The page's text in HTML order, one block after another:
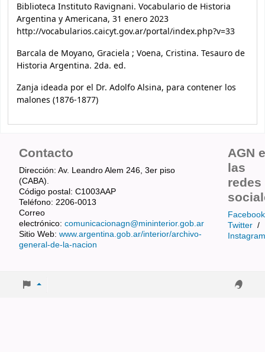
Biblioteca Instituto Ravignani. Vocabulario de Historia
Argentina y Americana, 31 enero 2023
http://vocabularios.caicyt.gov.ar/portal/index.php?v=33
Barcala de Moyano, Graciela ; Voena, Cristina. Tesauro de
Historia Argentina. 2da. ed.
Zanja ideada por el Dr. Adolfo Alsina, para contener los
malones (1876-1877)
Contacto
Dirección: Av. Leandro Alem 246, 3er piso
(CABA).
Código postal: C1003AAP
Teléfono: 2206-0013
Correo
electrónico: comunicacionagn@mininterior.gob.ar
Sitio Web: www.argentina.gob.ar/interior/archivo-
general-de-la-nacion
AGN
las
redes
Facebook
Twitter /
Instagram